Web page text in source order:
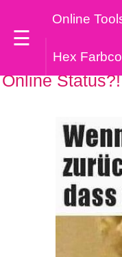
☰
Online
Hex
Online